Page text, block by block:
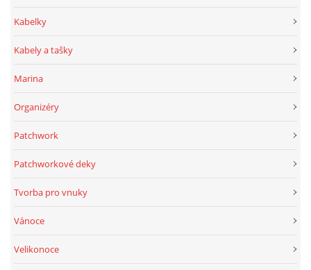
Kabelky
Kabely a tašky
Marina
Organizéry
Patchwork
Patchworkové deky
Tvorba pro vnuky
Vánoce
Velikonoce